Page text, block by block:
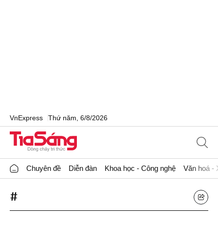
VnExpress Thứ năm, 6/8/2026
Chuyên đề Diễn đàn Khoa học - Công nghệ Văn hoá -
#